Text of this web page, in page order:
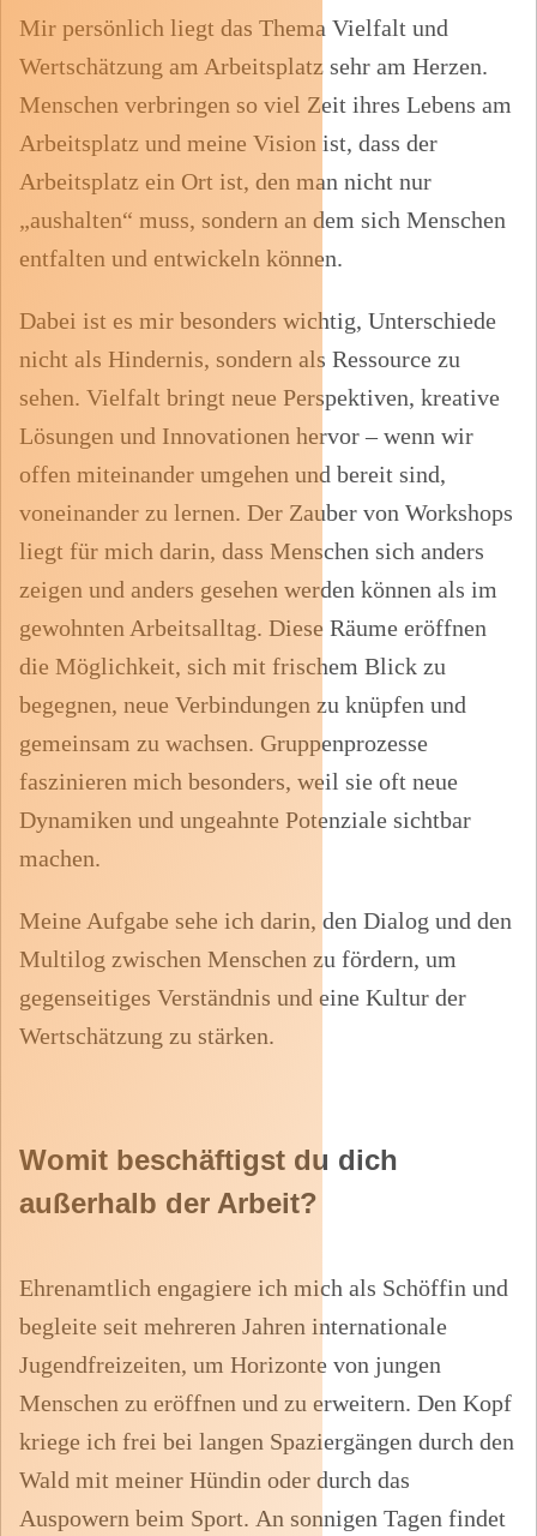
Mir persönlich liegt das Thema Vielfalt und
Wertschätzung am Arbeitsplatz sehr am Herzen.
Menschen verbringen so viel Zeit ihres Lebens am
Arbeitsplatz und meine Vision ist, dass der
Arbeitsplatz ein Ort ist, den man nicht nur
„aushalten“ muss, sondern an dem sich Menschen
entfalten und entwickeln können.
Dabei ist es mir besonders wichtig, Unterschiede
nicht als Hindernis, sondern als Ressource zu
sehen. Vielfalt bringt neue Perspektiven, kreative
Lösungen und Innovationen hervor – wenn wir
offen miteinander umgehen und bereit sind,
voneinander zu lernen. Der Zauber von Workshops
liegt für mich darin, dass Menschen sich anders
zeigen und anders gesehen werden können als im
gewohnten Arbeitsalltag. Diese Räume eröffnen
die Möglichkeit, sich mit frischem Blick zu
begegnen, neue Verbindungen zu knüpfen und
gemeinsam zu wachsen. Gruppenprozesse
faszinieren mich besonders, weil sie oft neue
Dynamiken und ungeahnte Potenziale sichtbar
machen.
Meine Aufgabe sehe ich darin, den Dialog und den
Multilog zwischen Menschen zu fördern, um
gegenseitiges Verständnis und eine Kultur der
Wertschätzung zu stärken.
Womit beschäftigst du dich
außerhalb der Arbeit?
Ehrenamtlich engagiere ich mich als Schöffin und
begleite seit mehreren Jahren internationale
Jugendfreizeiten, um Horizonte von jungen
Menschen zu eröffnen und zu erweitern. Den Kopf
kriege ich frei bei langen Spaziergängen durch den
Wald mit meiner Hündin oder durch das
Auspowern beim Sport. An sonnigen Tagen findet